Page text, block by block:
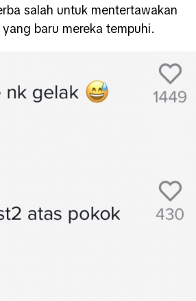
salah untuk mentertawakan
baru mereka tempuhi.